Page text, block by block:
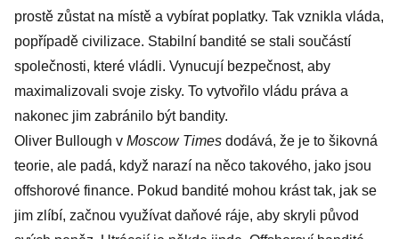
velmi se jim
daří
prostě zůstat na místě a vybírat poplatky. Tak vznikla vláda,
popřípadě civilizace. Stabilní bandité se stali součástí
společnosti, které vládli. Vynucují bezpečnost, aby
maximalizovali svoje zisky. To vytvořilo vládu práva a
nakonec jim zabránilo být bandity.
Oliver Bullough v Moscow Times dodává, že je to šikovná
teorie, ale padá, když narazí na něco takového, jako jsou
offshorové finance. Pokud bandité mohou krást tak, jak se
jim zlíbí, začnou využívat daňové ráje, aby skryli původ